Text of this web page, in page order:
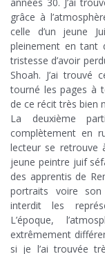
grâce à
celle d’un jeune
pleinement en tant
tristesse d’avoir
Shoah. J’ai trouvé
tourné les pages à
de ce récit très bien
La deuxième
complètement en
lecteur se retrouve
jeune peintre juif
des apprentis de
portraits voire
interdit les
L’époque,
extrêmement
si je l’ai trouvée